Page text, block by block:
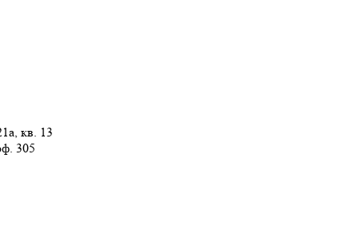
кв. 13
305